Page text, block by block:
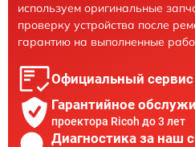
используем оригинальные
проверку устройства после
гарантию на выполненные
Официальный сервис
Гарантийное
проектора Ricoh до 3 лет
Диагностика за наш